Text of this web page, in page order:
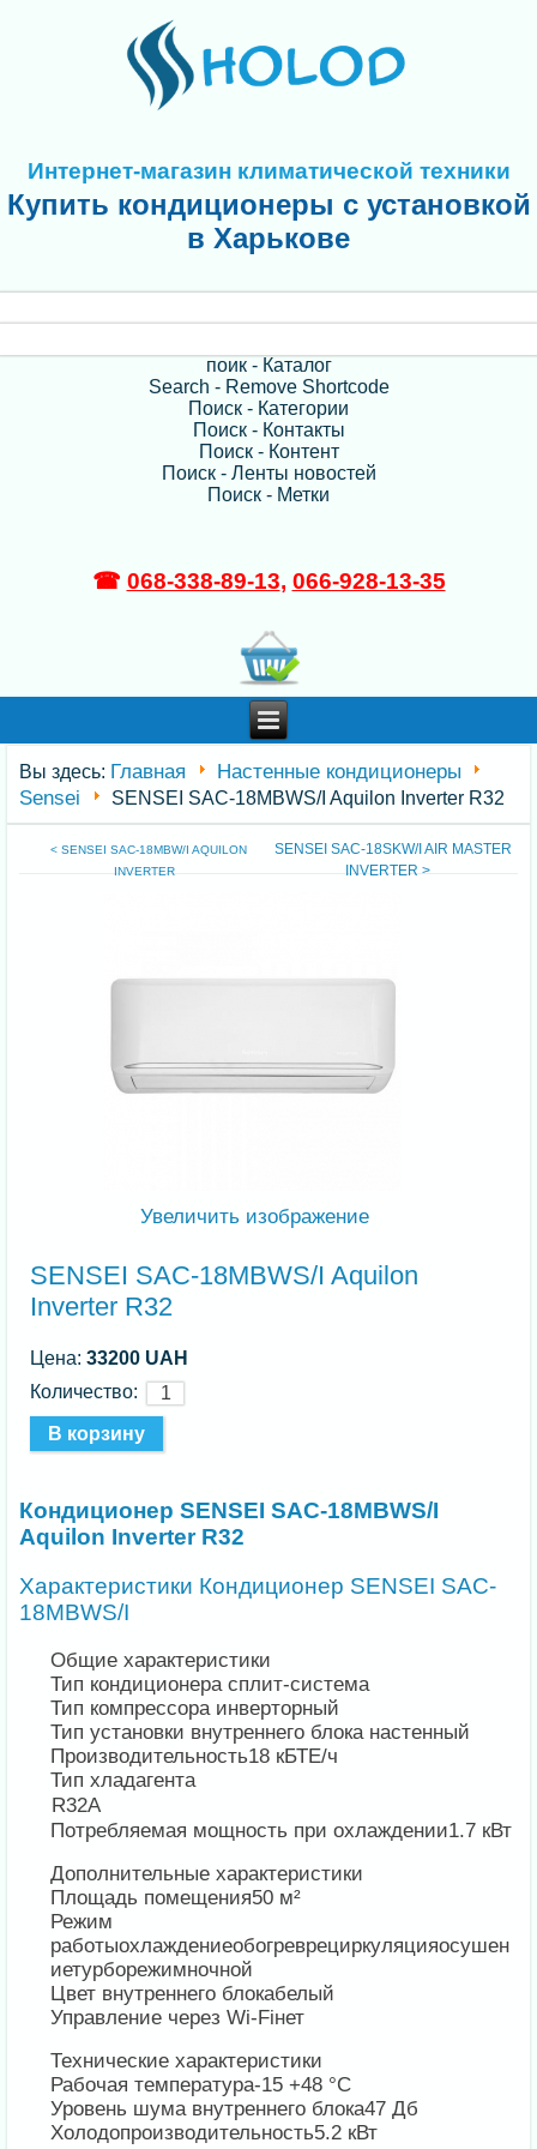
Интернет-магазин климатической техники
Купить кондиционеры с установкой
в Харькове
поик - Каталог
Search - Remove Shortcode
Поиск - Категории
Поиск - Контакты
Поиск - Контент
Поиск - Ленты новостей
Поиск - Метки
☎ 068-338-89-13, 066-928-13-35
Вы здесь: Главная
Настенные кондиционеры
Sensei
SENSEI SAC-18MBWS/I Aquilon Inverter R32
< SENSEI SAC-18MBW/I AQUILON
INVERTER
SENSEI SAC-18SKW/I AIR MASTER
INVERTER >
Увеличить изображение
SENSEI SAC-18MBWS/I Aquilon
Inverter R32
Цена:33200 UAH
Количество:
Кондиционер SENSEI SAC-18MBWS/I
Aquilon Inverter R32
Характеристики Кондиционер SENSEI SAC-
18MBWS/I
Общие характеристики
Тип кондиционерасплит-система
Тип компрессора инверторный
Тип установки внутреннего блока настенный
Производительность18 кБТЕ/ч
Тип хладагента
R32A
Потребляемая мощность при охлаждении1.7 кВт
Дополнительные характеристики
Площадь помещения50 м²
Режим
работыохлаждениеобогреврециркуляцияосушен
иетурборежимночной
Цвет внутреннего блокабелый
Управление через Wi-Fiнет
Технические характеристики
Рабочая температура-15 +48 °С
Уровень шума внутреннего блока47 Дб
Холодопроизводительность5.2 кВт